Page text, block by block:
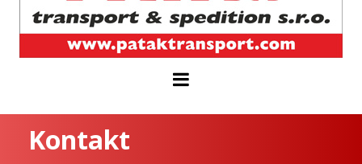
Kontakt